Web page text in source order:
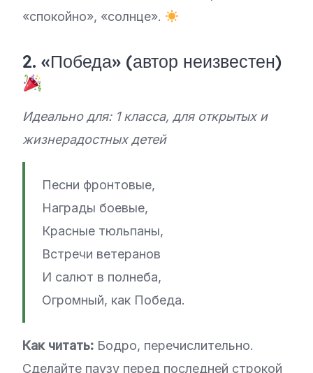
«спокойно», «солнце».
2. «Победа» (автор неизвестен)
Идеально для: 1 класса, для открытых и
жизнерадостных детей
Песни фронтовые,
Награды боевые,
Красные тюльпаны,
Встречи ветеранов
И салют в полнеба,
Огромный, как Победа.
Как читать: Бодро, перечислительно.
Сделайте паузу перед последней строкой